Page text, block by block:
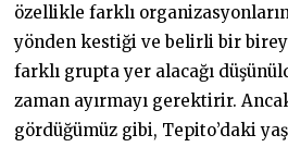
özellikle farklı
yönden kestiği ve belirli bir
farklı grupta yer alacağı
zaman ayırmayı gerektirir.
gördüğümüz gibi, Tepito’daki